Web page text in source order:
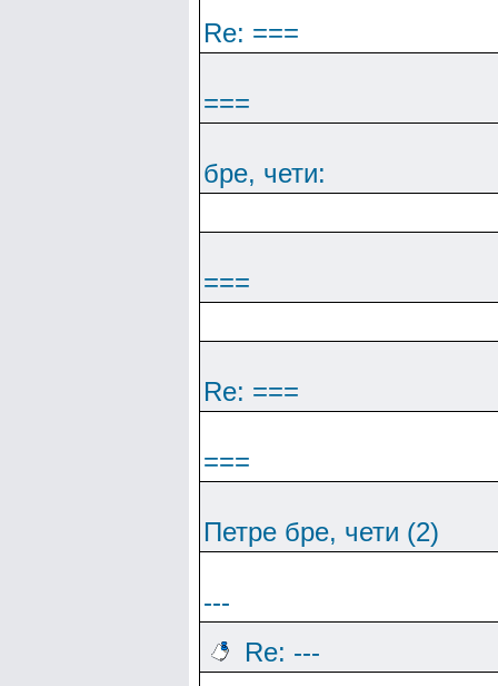
Re: ===
===
бре, чети:
===
Re: ===
===
Петре бре, чети (2)
---
Re: ---